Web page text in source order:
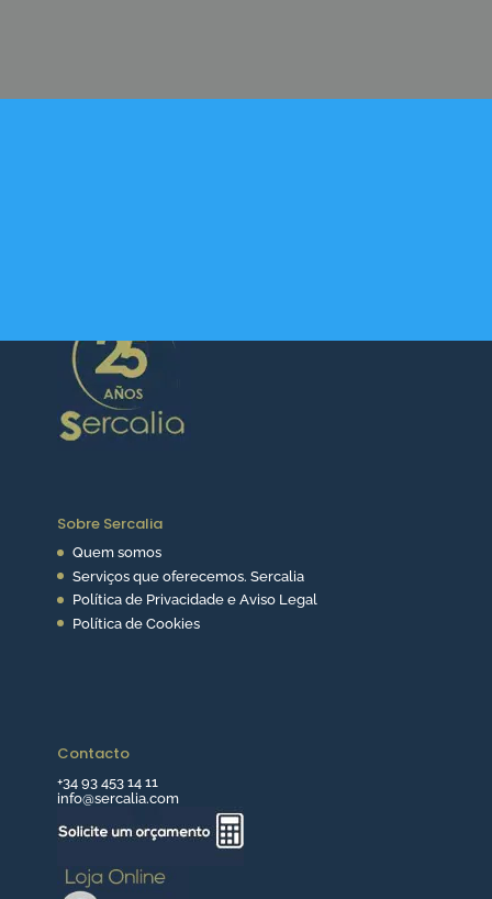
Sobre Sercalia
Quem somos
Serviços que oferecemos. Sercalia
Política de Privacidade e Aviso Legal
Política de Cookies
Contacto
+34 93 453 14 11
info@sercalia.com